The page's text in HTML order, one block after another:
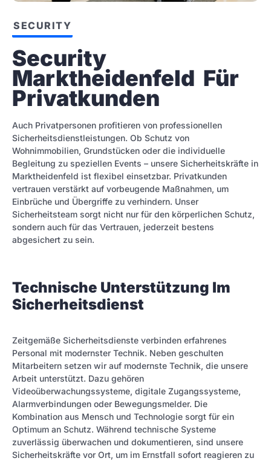
SECURITY
Security
Marktheidenfeld  Für
Privatkunden
Auch Privatpersonen profitieren von professionellen
Sicherheitsdienstleistungen. Ob Schutz von
Wohnimmobilien, Grundstücken oder die individuelle
Begleitung zu speziellen Events – unsere Sicherheitskräfte in
Marktheidenfeld ist flexibel einsetzbar. Privatkunden
vertrauen verstärkt auf vorbeugende Maßnahmen, um
Einbrüche und Übergriffe zu verhindern. Unser
Sicherheitsteam sorgt nicht nur für den körperlichen Schutz,
sondern auch für das Vertrauen, jederzeit bestens
abgesichert zu sein.
Technische Unterstützung Im
Sicherheitsdienst
Zeitgemäße Sicherheitsdienste verbinden erfahrenes
Personal mit modernster Technik. Neben geschulten
Mitarbeitern setzen wir auf modernste Technik, die unsere
Arbeit unterstützt. Dazu gehören
Videoüberwachungssysteme, digitale Zugangssysteme,
Alarmverbindungen oder Bewegungsmelder. Die
Kombination aus Mensch und Technologie sorgt für ein
Optimum an Schutz. Während technische Systeme
zuverlässig überwachen und dokumentieren, sind unsere
Sicherheitskräfte vor Ort, um im Ernstfall sofort reagieren zu